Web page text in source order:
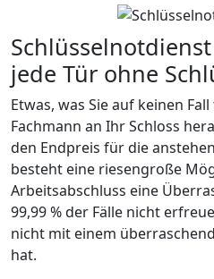
jede Tür ohne
Etwas, was Sie auf keinen
Fachmann an Ihr Schloss
den Endpreis für die
besteht eine riesengroße
Arbeitsabschluss eine
99,99 % der Fälle nicht
nicht mit einem
hat.